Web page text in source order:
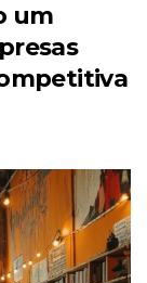
um